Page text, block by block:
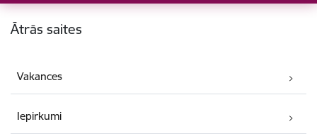
Kājene
Ātrās saites
Vakances
Iepirkumi